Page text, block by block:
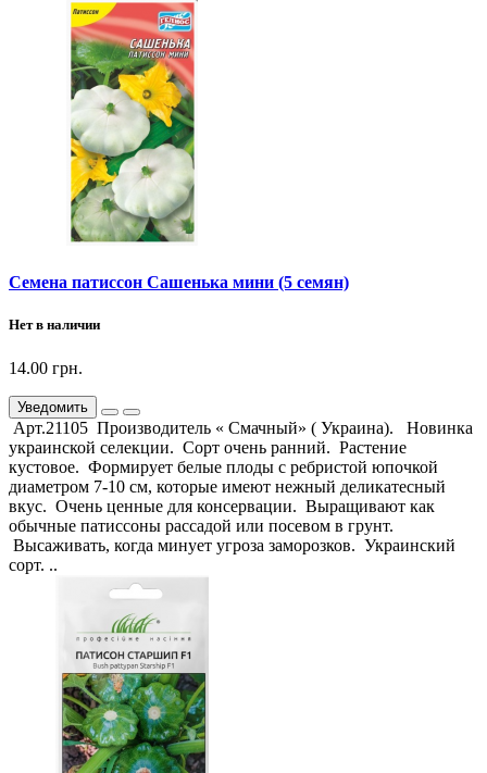
Семена патиссон Сашенька мини (5 семян)
Нет в наличии
14.00 грн.
Уведомить
Арт.21105 Производитель « Смачный» ( Украина). Новинка
украинской селекции. Сорт очень ранний. Растение
кустовое. Формирует белые плоды с ребристой юпочкой
диаметром 7-10 см, которые имеют нежный деликатесный
вкус. Очень ценные для консервации. Выращивают как
обычные патиссоны рассадой или посевом в грунт.
Высаживать, когда минует угроза заморозков. Украинский
сорт. ..